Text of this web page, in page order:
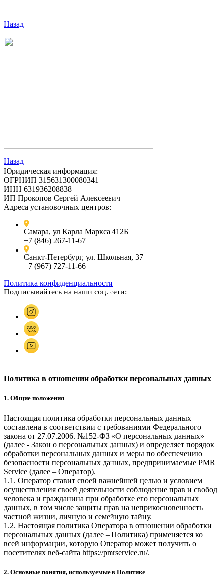
Назад
Назад
Юридическая информация:
ОГРНИП 315631300080341
ИНН 631936208838
ИП Прокопов Сергей Алексеевич
Адреса установочных центров:
Самара, ул Карла Маркса 412Б
+7 (846) 267-11-67
Санкт-Петербург, ул. Школьная, 37
+7 (967) 727-11-66
Политика конфиденциальности
Подписывайтесь на наши соц. сети:
Политика в отношении обработки персональных данных
1. Общие положения
Настоящая политика обработки персональных данных
составлена в соответствии с требованиями Федерального
закона от 27.07.2006. №152-ФЗ «О персональных данных»
(далее - Закон о персональных данных) и определяет порядок
обработки персональных данных и меры по обеспечению
безопасности персональных данных, предпринимаемые PMR
Service (далее – Оператор).
1.1. Оператор ставит своей важнейшей целью и условием
осуществления своей деятельности соблюдение прав и свобод
человека и гражданина при обработке его персональных
данных, в том числе защиты прав на неприкосновенность
частной жизни, личную и семейную тайну.
1.2. Настоящая политика Оператора в отношении обработки
персональных данных (далее – Политика) применяется ко
всей информации, которую Оператор может получить о
посетителях веб-сайта https://pmrservice.ru/.
2. Основные понятия, используемые в Политике